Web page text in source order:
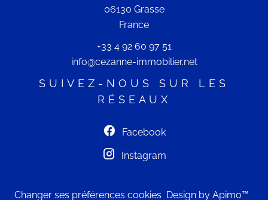
06130 Grasse
France
+33 4 92 60 97 51
info@cezanne-immobilier.net
SUIVEZ-NOUS SUR LES
RÉSEAUX
Facebook
Instagram
Changer ses préférences cookies Design by Apimo™